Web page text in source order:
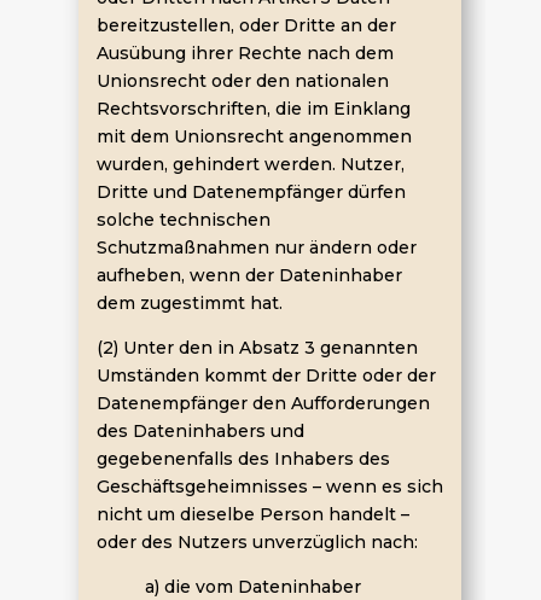
bereitzustellen, oder Dritte an der
Ausübung ihrer Rechte nach dem
Unionsrecht oder den nationalen
Rechtsvorschriften, die im Einklang
mit dem Unionsrecht angenommen
wurden, gehindert werden. Nutzer,
Dritte und Datenempfänger dürfen
solche technischen
Schutzmaßnahmen nur ändern oder
aufheben, wenn der Dateninhaber
dem zugestimmt hat.
(2) Unter den in Absatz 3 genannten
Umständen kommt der Dritte oder der
Datenempfänger den Aufforderungen
des Dateninhabers und
gegebenenfalls des Inhabers des
Geschäftsgeheimnisses – wenn es sich
nicht um dieselbe Person handelt –
oder des Nutzers unverzüglich nach:
a) die vom Dateninhaber